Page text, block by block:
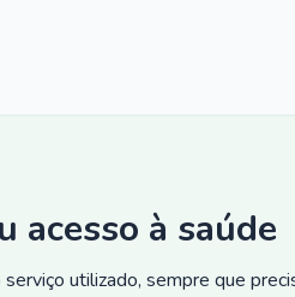
acesso à saúde
utilizado, sempre que